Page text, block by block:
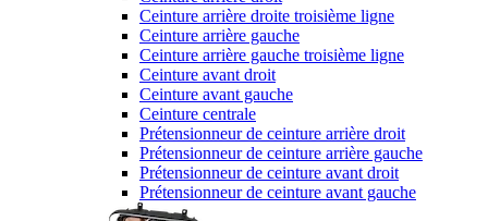
Ceinture arrière droite troisième ligne
Ceinture arrière gauche
Ceinture arrière gauche troisième ligne
Ceinture avant droit
Ceinture avant gauche
Ceinture centrale
Prétensionneur de ceinture arrière droit
Prétensionneur de ceinture arrière gauche
Prétensionneur de ceinture avant droit
Prétensionneur de ceinture avant gauche